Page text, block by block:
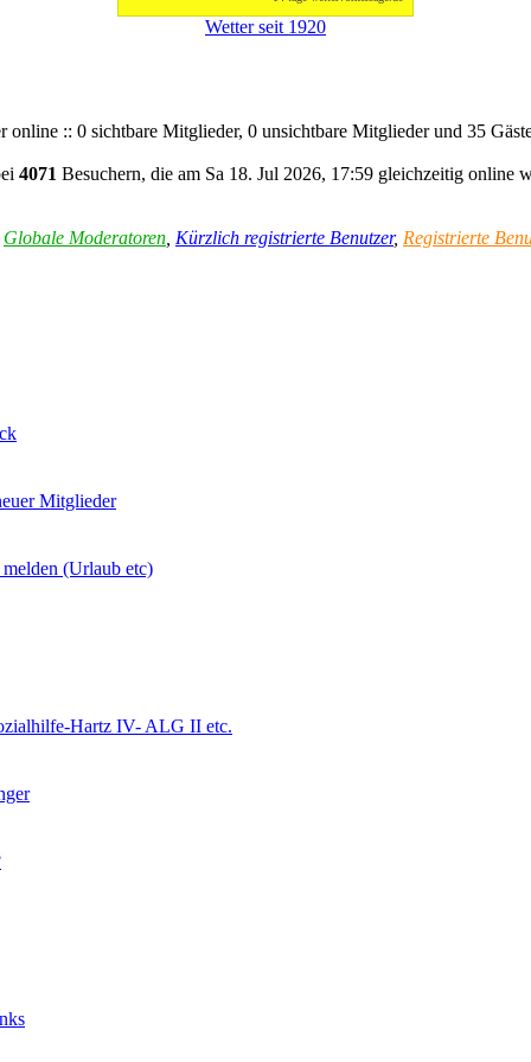
Wetter seit 1920
online :: 0 sichtbare Mitglieder, 0 unsichtbare Mitglieder und 35
4071 Besuchern, die am Sa 18. Jul 2026, 17:59 gleichzeitig online
Globale Moderatoren Kürzlich registrierte Benutzer, Registrierte
Mitglieder
(Urlaub etc)
Hartz IV- ALG II etc.